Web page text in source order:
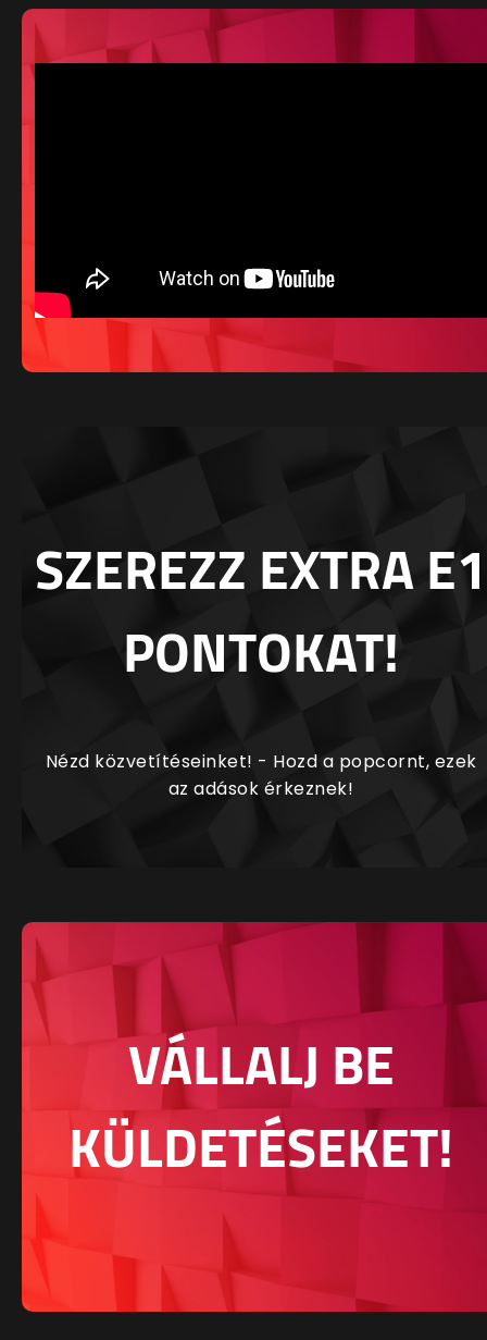
SZEREZZ EXTRA E1
PONTOKAT!
Nézd közvetítéseinket! - Hozd a popcornt, ezek
az adások érkeznek!
VÁLLALJ BE
KÜLDETÉSEKET!